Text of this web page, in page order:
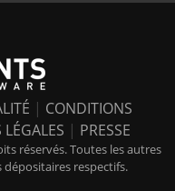
| CONDITIONS
| PRESSE
réservés. Toutes les autres
respectifs.